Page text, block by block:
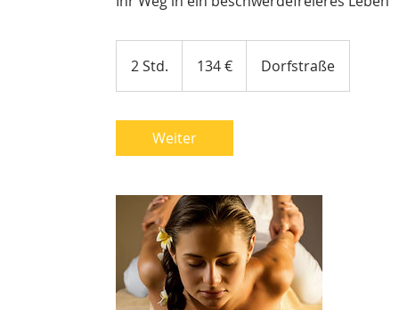
2 Std.
S
d
.
134 € Dorfstraße
Weiter